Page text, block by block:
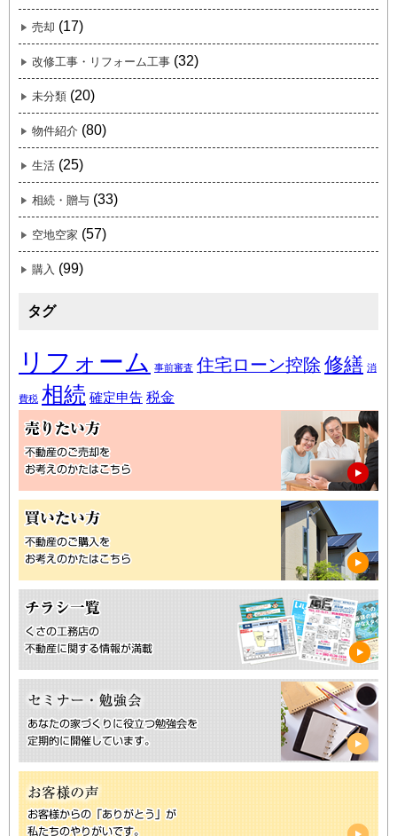
売却 (17)
改修工事・リフォーム工事 (32)
未分類 (20)
物件紹介 (80)
生活 (25)
相続・贈与 (33)
空地空家 (57)
購入 (99)
タグ
リフォーム 事前審査 住宅ローン控除 修繕 消
費税 相続 確定申告 税金